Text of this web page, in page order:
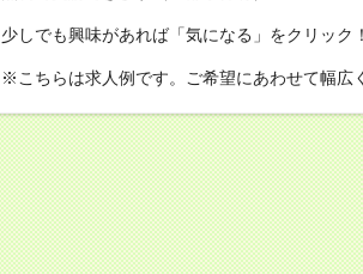
少しでも興味があれば「気になる」をクリック！
※こちらは求人例です。ご希望にあわせて幅広